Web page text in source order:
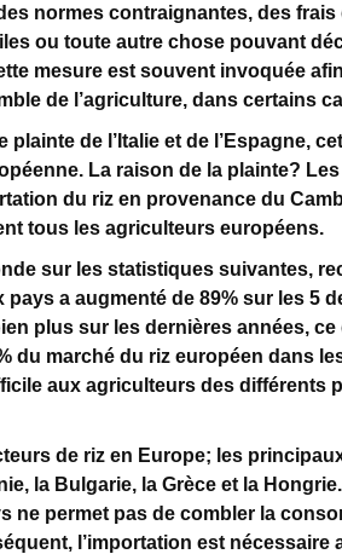
normes contraignantes, des
ou toute autre chose pouvant
mesure est souvent invoquée
de l’agriculture, dans certains
plainte de l’Italie et de l’Espagne,
La raison de la plainte?
du riz en provenance du
tous les agriculteurs européens.
sur les statistiques suivantes,
pays a augmenté de 89% sur les 5
plus sur les dernières années,
du marché du riz européen dans
aux agriculteurs des différents
de riz en Europe; les
la Bulgarie, la Grèce et la
ne permet pas de combler la
l’importation est nécessaire